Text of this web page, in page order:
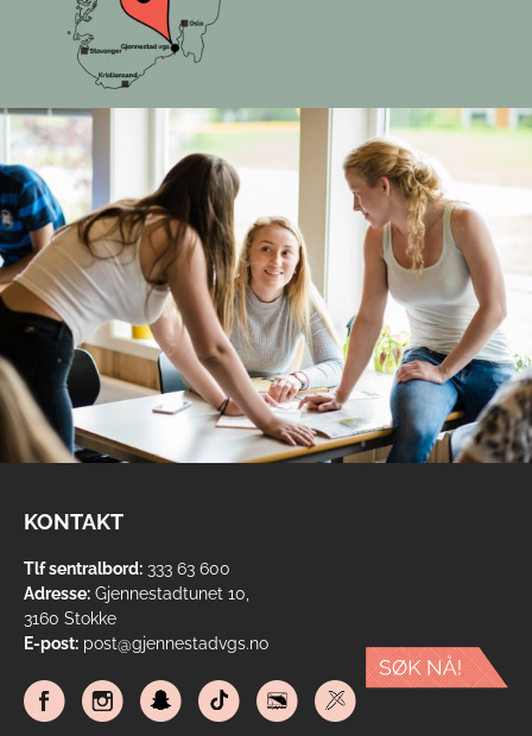
KONTAKT
Tlf sentralbord: 333 63 600
Adresse: Gjennestadtunet 10,
3160 Stokke
E-post: post@gjennestadvgs.no